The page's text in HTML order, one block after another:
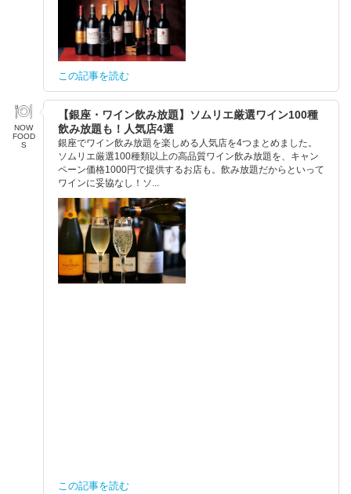
この記事を読む
NOW
FOOD
S
【銀座・ワイン飲み放題】ソムリエ厳選ワイン100種
飲み放題も！人気店4選
銀座でワイン飲み放題を楽しめる人気店を4つまとめました。
ソムリエ厳選100種類以上の高品質ワイン飲み放題を、キャン
ペーン価格1000円で提供するお店も。飲み放題だからといって
ワインに妥協なし！ソ...
この記事を読む